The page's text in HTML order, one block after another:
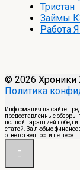
Тристан
Займы
Работа
© 2026 Хроники
Политика
Информация на сайте
предоставленные обзоры
полной гарантией побед
статей. За любые
ответственности не несет.